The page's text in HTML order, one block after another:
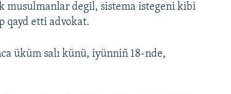
musulmanlar degil, sistema istegeni kibi
qayd etti advokat.
üküm salı künü, iyünniñ 18-nde,